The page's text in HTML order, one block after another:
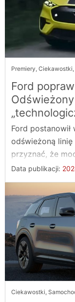
Premiery Ciekawostki
Ford
Ford
odświeżoną linię
przyznać, że
Data publikacji:
Ciekawostki